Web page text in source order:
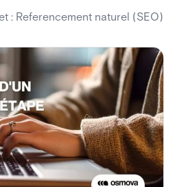
: Referencement naturel (SEO)